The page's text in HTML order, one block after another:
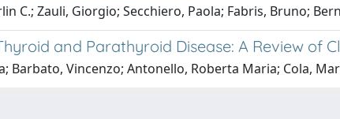
C.; Zauli, Giorgio; Secchiero, Paola; Fabris, Bruno;
and Parathyroid Disease: A Review of
Barbato, Vincenzo; Antonello, Roberta Maria; Cola,